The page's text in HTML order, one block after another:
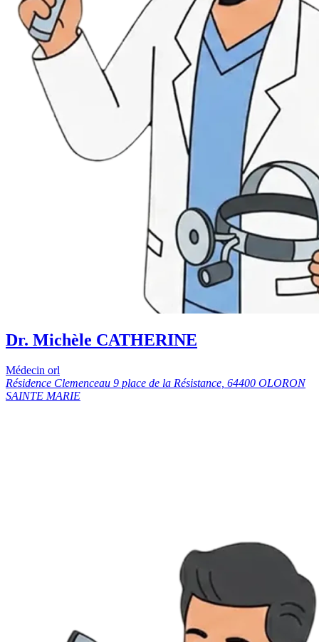
Dr. Michèle CATHERINE
Médecin orl
Résidence Clemenceau 9 place de la Résistance, 64400 OLORON
SAINTE MARIE